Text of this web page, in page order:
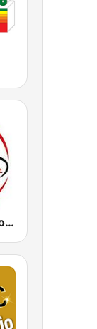
Dimensione Suono Soft Nord